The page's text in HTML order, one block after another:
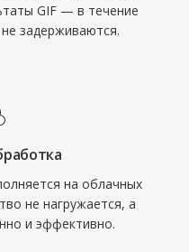
GIF — в течение
задерживаются.
на облачных
не нагружается, а
и эффективно.